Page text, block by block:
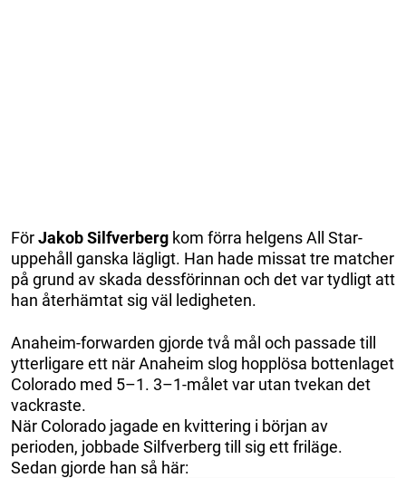
FörJakob Silfverberg kom förra helgens All Star-
uppehåll ganska lägligt. Han hade missat tre matcher
på grund av skada dessförinnan och det var tydligt att
han återhämtat sig väl ledigheten.
Anaheim-forwarden gjorde två mål och passade till
ytterligare ett när Anaheim slog hopplösa bottenlaget
Colorado med 5–1. 3–1-målet var utan tvekan det
vackraste.
När Colorado jagade en kvittering i början av
perioden, jobbade Silfverberg till sig ett friläge.
Sedan gjorde han så här: